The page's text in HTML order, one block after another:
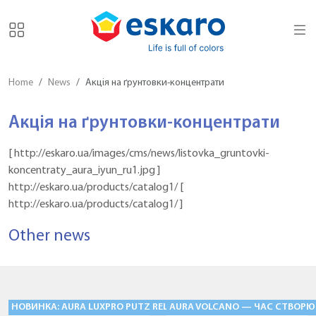
Home News Акція на ґрунтовки-концентрати
Акція на ґрунтовки-концентрати
[ http://eskaro.ua/images/cms/news/listovka_gruntovki-
koncentraty_aura_iyun_ru1.jpg ]
http://eskaro.ua/products/catalog1/ [
http://eskaro.ua/products/catalog1/ ]
Other news
НОВИНКА: AURA LUXPRO PUTZ RELIEF «БАРАНЕЦЬ» — ФАСАДНІ
AURA VOLCANO — ЧАС